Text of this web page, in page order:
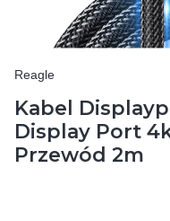
Reagle
Kabel
Display Port
Przewód 2m